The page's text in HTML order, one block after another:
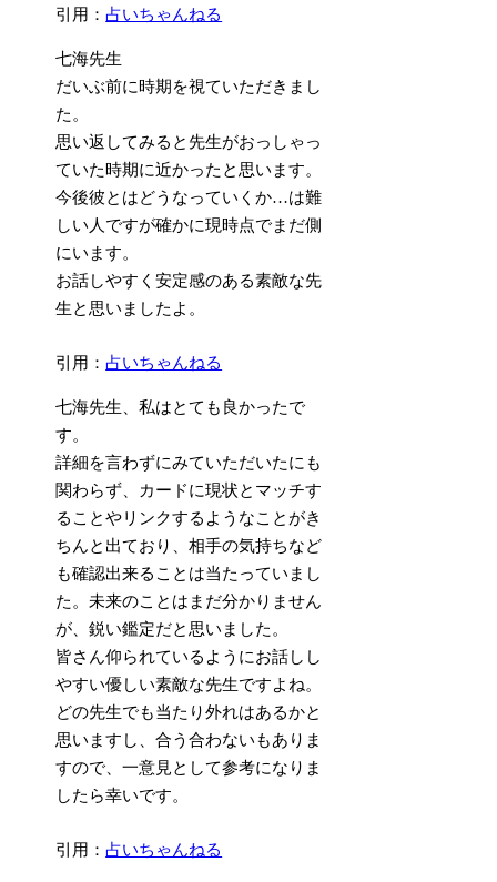
引用：占いちゃんねる
七海先生
だいぶ前に時期を視ていただきまし
た。
思い返してみると先生がおっしゃっ
ていた時期に近かった と思います。
今後彼とはどうなっていくか…は難
しい人ですが確かに現時点でまだ側
にいます。
お話しやすく安定感のある素敵な先
生と思いましたよ。
引用：占いちゃんねる
七海先生、私はとても良かったで
す。
詳細を言わずにみていただいたにも
関わらず、カードに現状とマッチす
ることやリンクするようなことがき
ちんと出ており、相手の気持ちなど
も確認出来ることは当たっていまし
た 。未来のことはまだ分かりません
が、鋭い鑑定だと思いました。
皆さん仰られているようにお話しし
やすい優しい素敵な先生ですよね。
どの先生でも当たり外れはあるかと
思いますし、合う合わないもありま
すので、一意見として参考になりま
したら幸いです。
引用：占いちゃんねる